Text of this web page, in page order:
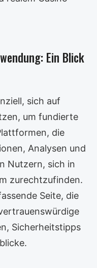
Ein Blick
sich auf
um fundierte
die
Analysen und
Nutzern, sich in
zurechtzufinden.
Seite, die
Sicherheitstipps